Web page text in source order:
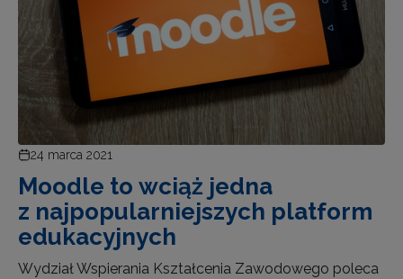
24 marca 2021
Moodle to wciąż jedna
z najpopularniejszych platform
edukacyjnych
Wydział Wspierania Kształcenia Zawodowego poleca